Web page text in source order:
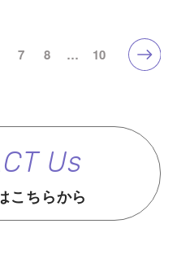
7 8 … 10
Us
こちらから